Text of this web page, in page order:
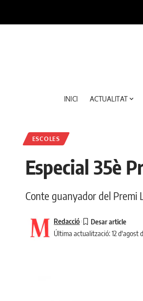
INICI ACTUALITAT
ESCOLES
Especial 35è
Conte guanyador del Premi
Última actualització: 12 d'agost
Redacció